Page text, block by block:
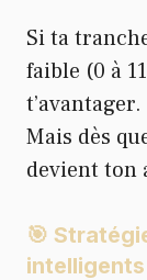
Si ta
faible (0 à
t’avantager.
Mais dès
devient ton
🎯
intelligents